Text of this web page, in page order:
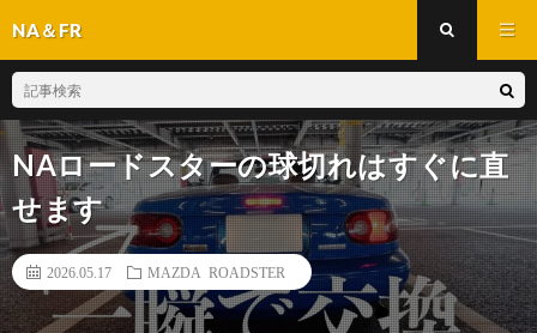
NA＆FR
NAロードスターの球切れはすぐに直
せます
2026.05.17 MAZDA ROADSTER